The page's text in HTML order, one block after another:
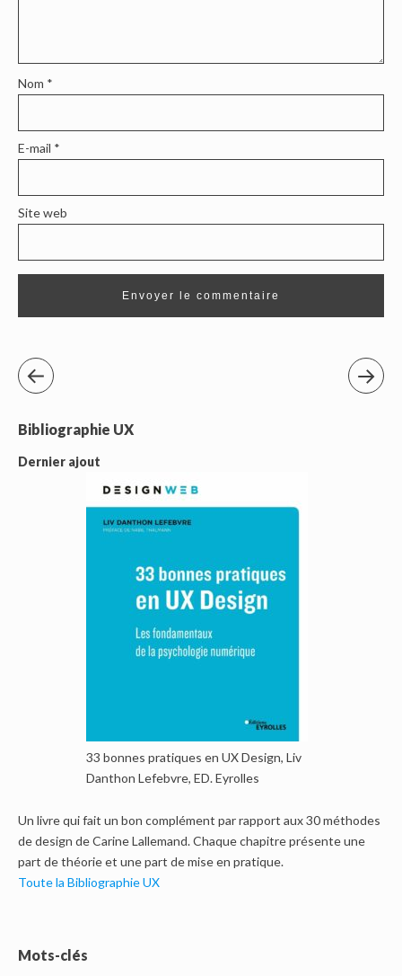
Nom *
E-mail *
Site web
Bibliographie UX
Dernier ajout
33 bonnes pratiques en UX Design, Liv
Danthon Lefebvre, ED. Eyrolles
Un livre qui fait un bon complément par rapport aux 30 méthodes
de design de Carine Lallemand. Chaque chapitre présente une
part de théorie et une part de mise en pratique.
Toute la Bibliographie UX
Mots-clés